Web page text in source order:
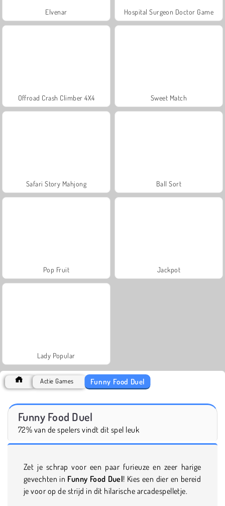
Elvenar Hospital Surgeon Doctor Game
Offroad Crash Climber 4X4 Sweet Match
Safari Story Mahjong Ball Sort
Pop Fruit Jackpot
Lady Popular
Actie Games Funny Food Duel
Funny Food Duel
72% van de spelers vindt dit spel leuk
Zet je schrap voor een paar furieuze en zeer harige
gevechten in Funny Food Duel! Kies een dier en bereid
je voor op de strijd in dit hilarische arcadespelletje.